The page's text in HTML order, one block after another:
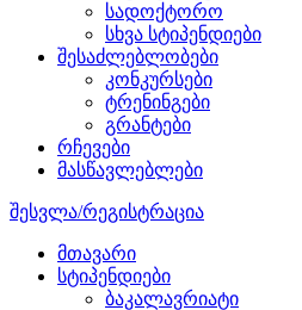
სადოქტორო
სხვა სტიპენდიები
შესაძლებლობები
კონკურსები
ტრენინგები
გრანტები
რჩევები
მასწავლებლები
შესვლა/რეგისტრაცია
მთავარი
სტიპენდიები
ბაკალავრიატი